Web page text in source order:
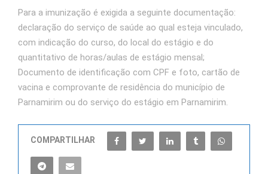
Para a imunização é exigida a seguinte documentação:
declaração do serviço de saúde ao qual esteja vinculado,
com indicação do curso, do local do estágio e do
quantitativo de horas/aulas de estágio mensal;
Documento de identificação com CPF e foto, cartão de
vacina e comprovante de residência do município de
Parnamirim ou do serviço do estágio em Parnamirim.
COMPARTILHAR